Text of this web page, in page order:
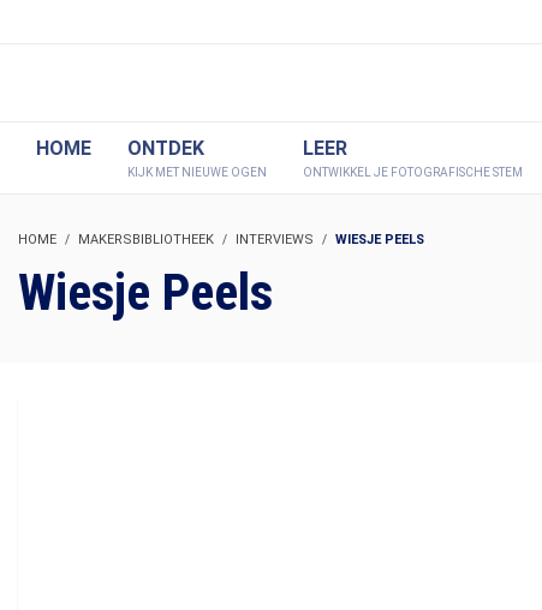
HOME ONTDEK
KIJK MET NIEUWE OGEN
LEER
ONTWIKKEL JE FOTOGRAFISCHE STEM
HOME MAKERSBIBLIOTHEEK INTERVIEWS WIESJE PEELS
Wiesje Peels